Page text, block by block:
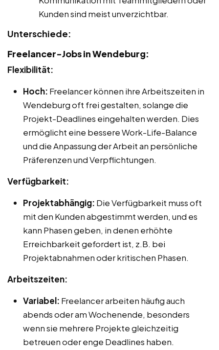
Kunden sind meist unverzichtbar.
Unterschiede:
Freelancer-Jobs in Wendeburg:
Flexibilität:
Hoch: Freelancer können ihre Arbeitszeiten in
Wendeburg oft frei gestalten, solange die
Projekt-Deadlines eingehalten werden. Dies
ermöglicht eine bessere Work-Life-Balance
und die Anpassung der Arbeit an persönliche
Präferenzen und Verpflichtungen.
Verfügbarkeit:
Projektabhängig: Die Verfügbarkeit muss oft
mit den Kunden abgestimmt werden, und es
kann Phasen geben, in denen erhöhte
Erreichbarkeit gefordert ist, z.B. bei
Projektabnahmen oder kritischen Phasen.
Arbeitszeiten:
Variabel: Freelancer arbeiten häufig auch
abends oder am Wochenende, besonders
wenn sie mehrere Projekte gleichzeitig
betreuen oder enge Deadlines haben.